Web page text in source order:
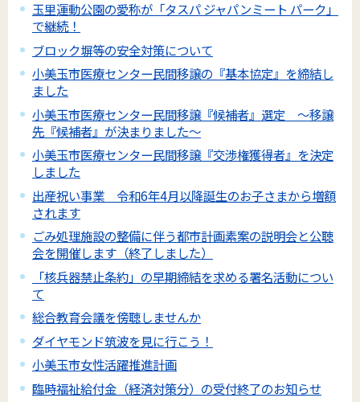
玉里運動公園の愛称が「タスパ ジャパンミート パーク」
で継続！
ブロック塀等の安全対策について
小美玉市医療センター民間移譲の『基本協定』を締結し
ました
小美玉市医療センター民間移譲『候補者』選定 ～移譲
先『候補者』が決まりました～
小美玉市医療センター民間移譲『交渉権獲得者』を決定
しました
出産祝い事業 令和6年4月以降誕生のお子さまから増額
されます
ごみ処理施設の整備に伴う都市計画素案の説明会と公聴
会を開催します（終了しました）
「核兵器禁止条約」の早期締結を求める署名活動につい
て
総合教育会議を傍聴しませんか
ダイヤモンド筑波を見に行こう！
小美玉市女性活躍推進計画
臨時福祉給付金（経済対策分）の受付終了のお知らせ